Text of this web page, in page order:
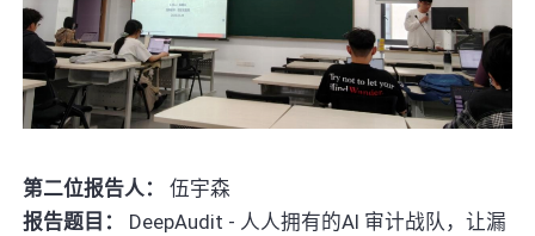
第二位报告人：
伍宇森
报告题目：
DeepAudit - 人人拥有的AI 审计战队，让漏